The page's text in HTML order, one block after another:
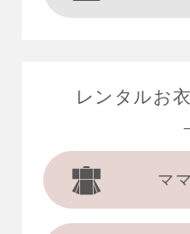
レンタルお
マ